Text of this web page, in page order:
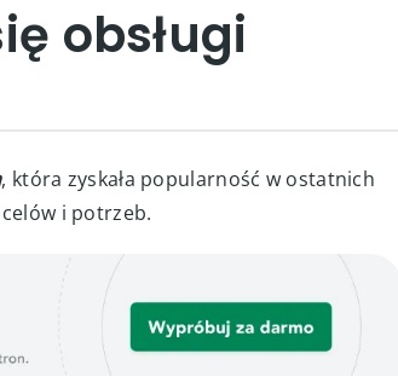
obsługi
, która zyskała popularność w ostatnich
i potrzeb.